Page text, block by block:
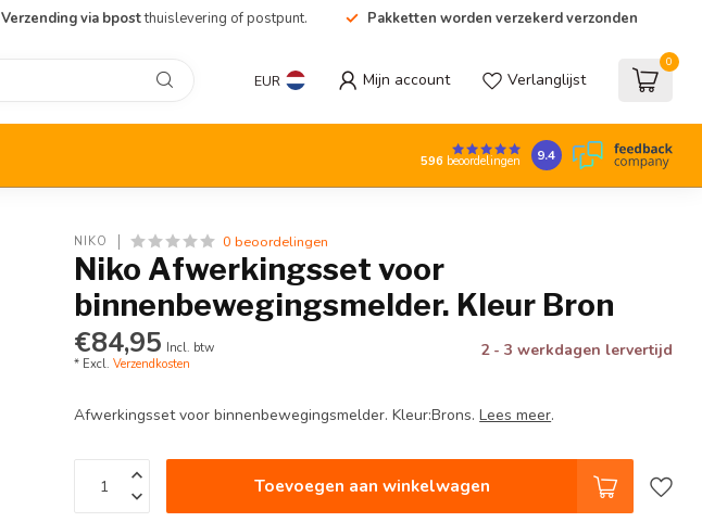
Verzending via bpostthuislevering of postpunt. Pakketten worden verzekerd verzonden
EUR Mijn account Verlanglijst
0
596beoordelingen 9.4
NIKO 0 beoordelingen
Niko Afwerkingsset voor
binnenbewegingsmelder. Kleur Bron
€84,95 Incl. btw
* Excl.Verzendkosten
2 - 3 werkdagen lervertijd
Afwerkingsset voor binnenbewegingsmelder. Kleur:Brons.Lees meer.
Toevoegen aan winkelwagen